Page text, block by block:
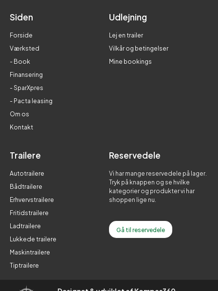
Siden
Forside
Værksted
- Book
Finansering
- SparXpres
- Pacta leasing
Om os
Kontakt
Udlejning
Lej en trailer
Vilkår og betingelser
Mine bookings
Trailere
Autotrailere
Bådtrailere
Erhvervstrailere
Fritidstrailere
Ladtrailere
Lukkede trailere
Maskintrailere
Tiptrailere
Reservedele
Vi har mange reservedele på lager.
Tryk på knappen og se hvilke
kategorier og produkter vi har
shoppen lige nu.
Gå til reservedele